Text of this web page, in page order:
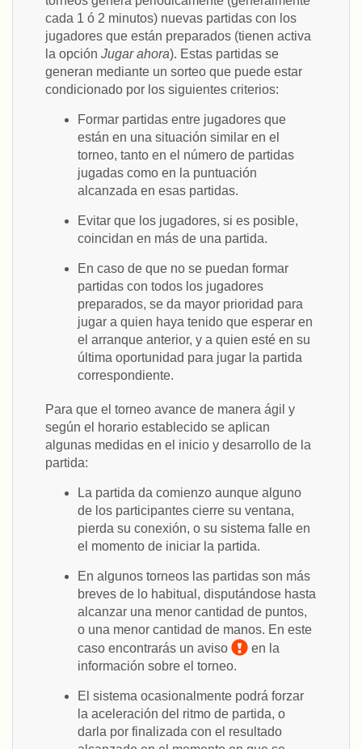
cada 1 ó 2 minutos) nuevas partidas con los
jugadores que están preparados (tienen activa
la opción Jugar ahora). Estas partidas se
generan mediante un sorteo que puede estar
condicionado por los siguientes criterios:
Formar partidas entre jugadores que
están en una situación similar en el
torneo, tanto en el número de partidas
jugadas como en la puntuación
alcanzada en esas partidas.
Evitar que los jugadores, si es posible,
coincidan en más de una partida.
En caso de que no se puedan formar
partidas con todos los jugadores
preparados, se da mayor prioridad para
jugar a quien haya tenido que esperar en
el arranque anterior, y a quien esté en su
última oportunidad para jugar la partida
correspondiente.
Para que el torneo avance de manera ágil y
según el horario establecido se aplican
algunas medidas en el inicio y desarrollo de la
partida:
La partida da comienzo aunque alguno
de los participantes cierre su ventana,
pierda su conexión, o su sistema falle en
el momento de iniciar la partida.
En algunos torneos las partidas son más
breves de lo habitual, disputándose hasta
alcanzar una menor cantidad de puntos,
o una menor cantidad de manos. En este
caso encontrarás un aviso
en la
información sobre el torneo.
El sistema ocasionalmente podrá forzar
la aceleración del ritmo de partida, o
darla por finalizada con el resultado